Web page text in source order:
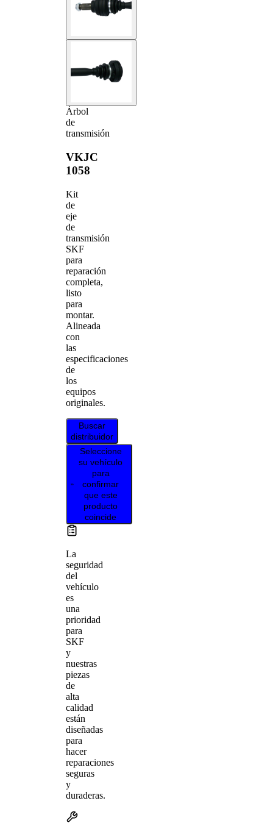
Árbol
de
transmisión
VKJC
1058
Kit
de
eje
de
transmisión
SKF
para
reparación
completa,
listo
para
montar.
Alineada
con
las
especificaciones
de
los
equipos
originales.
Buscar
distribuidor
Seleccione
su vehículo
para
confirmar
que este
producto
coincide
La
seguridad
del
vehículo
es
una
prioridad
para
SKF
y
nuestras
piezas
de
alta
calidad
están
diseñadas
para
hacer
reparaciones
seguras
y
duraderas.